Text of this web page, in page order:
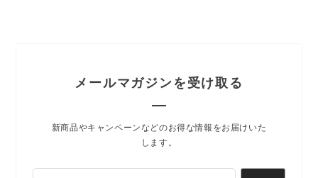
メールマガジンを受け取る
新商品やキャンペーンなどのお得な情報をお届けいた
します。